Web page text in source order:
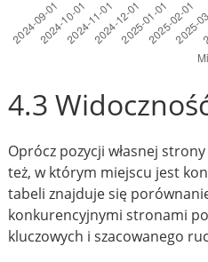
4.3
Oprócz pozycji własnej
też, w którym miejscu jest
tabeli znajduje się
konkurencyjnymi stronami
kluczowych i szacowanego